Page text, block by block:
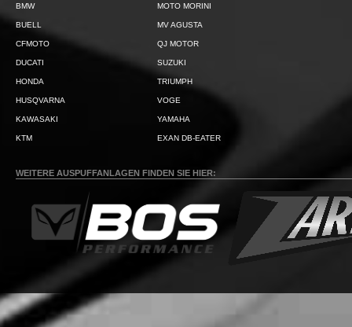
BMW
BUELL
CFMOTO
DUCATI
HONDA
HUSQVARNA
KAWASAKI
KTM
MOTO MORINI
MV AGUSTA
QJ MOTOR
SUZUKI
TRIUMPH
VOGE
YAMAHA
EXAN DB-EATER
WEITERE AUSPUFFANLAGEN FINDEN SIE HIER: